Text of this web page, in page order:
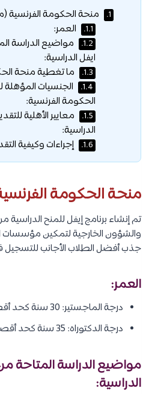
1. منحة الحكومة الفرنسية
1.1. العمر:
1.2.
مواضيع الدراسة
ايفل الدراسية:
1.3. ما تغطية منحة
1.4.
الجنسيات
الحكومة الفرنسية:
1.5.
معايير الأهلية
الدراسية:
1.6. إجراءات وكيفية
منحة الحكومة
تم إنشاء برنامج إيفل للمنح الدراسية
والشؤون الخارجية لتمكين مؤسسات
جذب أفضل الطلاب الأجانب للتسجيل
العمر:
درجة الماجستير: 30 سنة كحد أقصى.
درجة الدكتوراه: 35 سنة كحد أقصى.
مواضيع الدراسة المتاحة
الدراسية: